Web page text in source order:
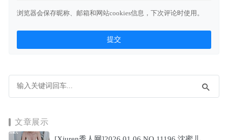
浏览器会保存昵称、邮箱和网站cookies信息，下次评论时使用。
文章展示